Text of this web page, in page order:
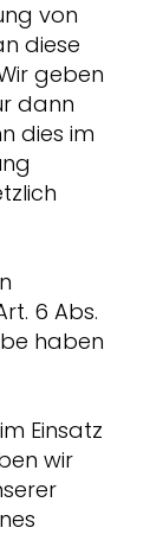
von
diese
geben
dann
dies im
6 Abs.
haben
Einsatz
wir